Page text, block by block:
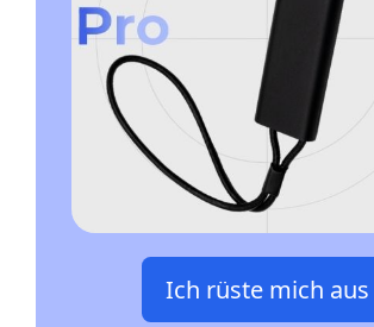
Ich rüste mich aus